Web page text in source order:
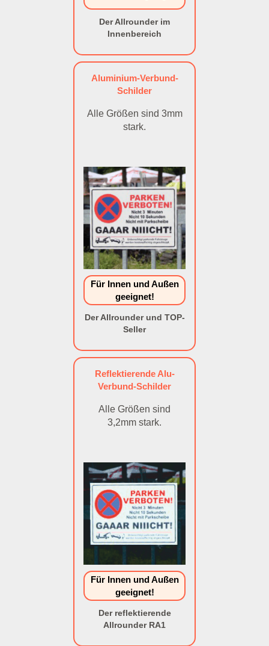
Der Allrounder im
Innenbereich
Aluminium-Verbund-
Schilder
Alle Größen sind 3mm
stark.
Für Innen und Außen
geeignet!
Der Allrounder und TOP-
Seller
Reflektierende Alu-
Verbund-Schilder
Alle Größen sind
3,2mm stark.
Für Innen und Außen
geeignet!
Der reflektierende
Allrounder RA1